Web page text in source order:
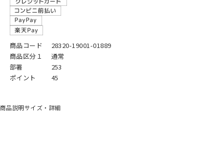
商品コード
28320-19001-01889
商品区分１
通常
部署
253
ポイント
45
商品説明サイズ・詳細